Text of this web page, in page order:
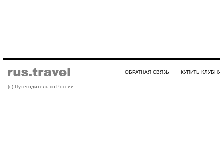
ОБРАТНАЯ СВЯЗЬ КУПИТЬ
(с) Путеводитель по России